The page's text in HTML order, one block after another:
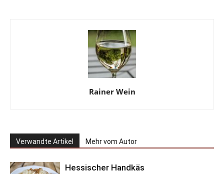
Rainer Wein
Verwandte Artikel Mehr vom Autor
Hessischer Handkäs